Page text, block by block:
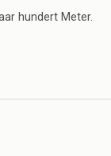
hundert Meter.